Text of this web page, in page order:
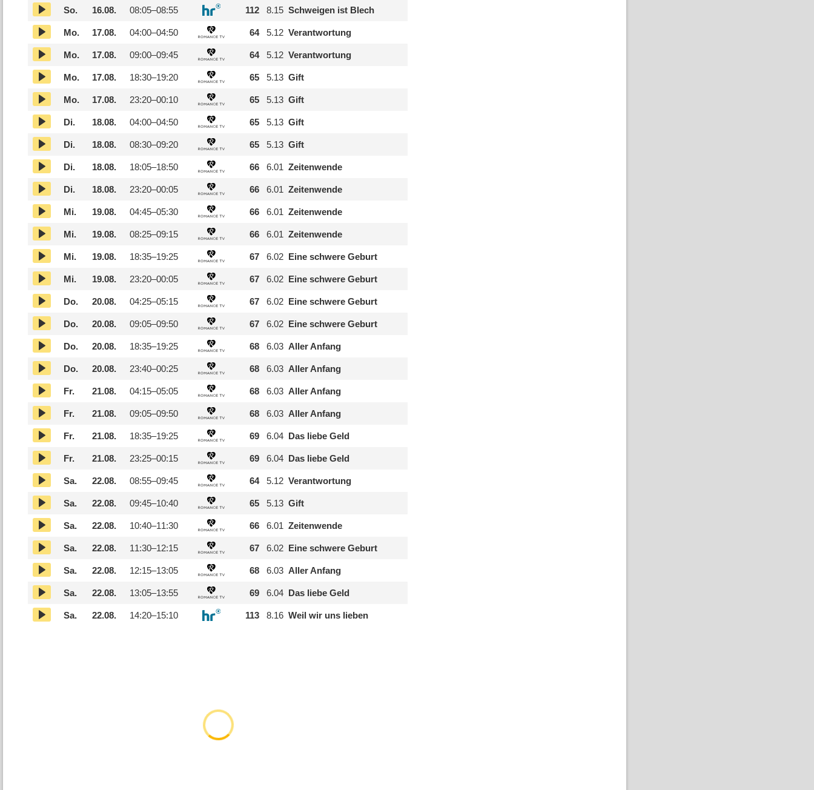
So. 16.08. 08:05–08:55 112 8.15 Schweigen ist Blech
Mo. 17.08. 04:00–04:50 64 5.12 Verantwortung
Mo. 17.08. 09:00–09:45 64 5.12 Verantwortung
Mo. 17.08. 18:30–19:20 65 5.13 Gift
Mo. 17.08. 23:20–00:10 65 5.13 Gift
Di. 18.08. 04:00–04:50 65 5.13 Gift
Di. 18.08. 08:30–09:20 65 5.13 Gift
Di. 18.08. 18:05–18:50 66 6.01 Zeitenwende
Di. 18.08. 23:20–00:05 66 6.01 Zeitenwende
Mi. 19.08. 04:45–05:30 66 6.01 Zeitenwende
Mi. 19.08. 08:25–09:15 66 6.01 Zeitenwende
Mi. 19.08. 18:35–19:25 67 6.02 Eine schwere Geburt
Mi. 19.08. 23:20–00:05 67 6.02 Eine schwere Geburt
Do. 20.08. 04:25–05:15 67 6.02 Eine schwere Geburt
Do. 20.08. 09:05–09:50 67 6.02 Eine schwere Geburt
Do. 20.08. 18:35–19:25 68 6.03 Aller Anfang
Do. 20.08. 23:40–00:25 68 6.03 Aller Anfang
Fr. 21.08. 04:15–05:05 68 6.03 Aller Anfang
Fr. 21.08. 09:05–09:50 68 6.03 Aller Anfang
Fr. 21.08. 18:35–19:25 69 6.04 Das liebe Geld
Fr. 21.08. 23:25–00:15 69 6.04 Das liebe Geld
Sa. 22.08. 08:55–09:45 64 5.12 Verantwortung
Sa. 22.08. 09:45–10:40 65 5.13 Gift
Sa. 22.08. 10:40–11:30 66 6.01 Zeitenwende
Sa. 22.08. 11:30–12:15 67 6.02 Eine schwere Geburt
Sa. 22.08. 12:15–13:05 68 6.03 Aller Anfang
Sa. 22.08. 13:05–13:55 69 6.04 Das liebe Geld
Sa. 22.08. 14:20–15:10 113 8.16 Weil wir uns lieben